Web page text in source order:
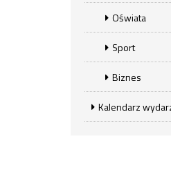
Oświata
Sport
Biznes
Kalendarz